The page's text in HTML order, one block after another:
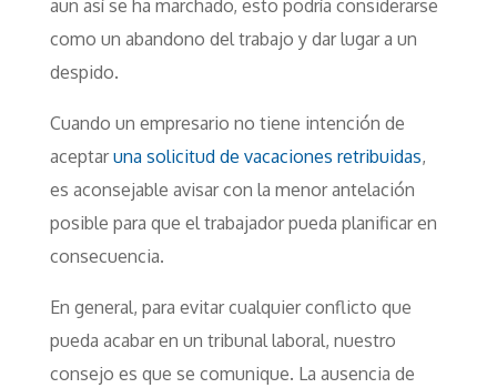
aun así se ha marchado, esto podría considerarse
como un abandono del trabajo y dar lugar a un
despido.
Cuando un empresario no tiene intención de
aceptaruna solicitud de vacaciones retribuidas,
es aconsejable avisar con la menor antelación
posible para que el trabajador pueda planificar en
consecuencia.
En general, para evitar cualquier conflicto que
pueda acabar en un tribunal laboral, nuestro
consejo es que se comunique. La ausencia de